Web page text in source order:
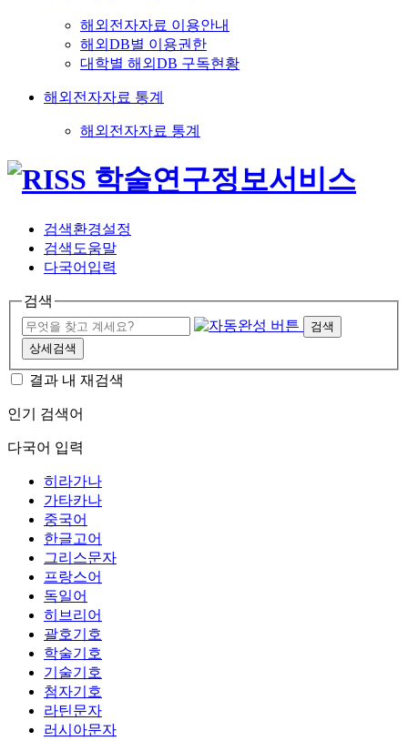
해외전자자료 이용안내
해외DB별 이용권한
대학별 해외DB 구독현황
해외전자자료 통계
해외전자자료 통계
검색환경설정
검색도움말
다국어입력
검색
검색
상세검색
결과 내 재검색
인기 검색어
다국어 입력
히라가나
가타카나
중국어
한글고어
그리스문자
프랑스어
독일어
히브리어
괄호기호
학술기호
기술기호
첨자기호
라틴문자
러시아문자